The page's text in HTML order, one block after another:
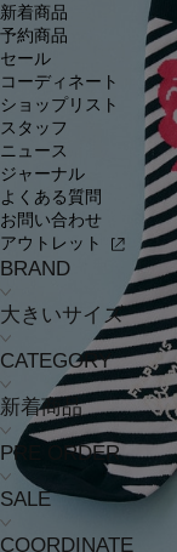
新着商品
予約商品
セール
コーディネート
ショップリスト
スタッフ
ニュース
ジャーナル
よくある質問
お問い合わせ
アウトレット
BRAND
大きいサイズ
CATEGORY
新着商品
PRE ORDER
SALE
COORDINATE